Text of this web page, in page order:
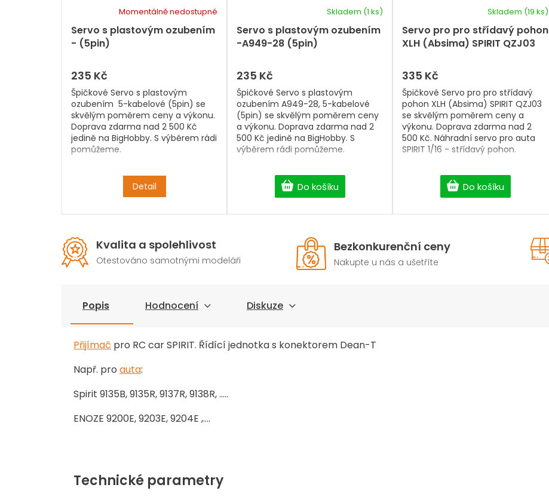
Servo s plastovým ozubením
- (5pin)
Momentálně nedostupné
235 Kč
Detail
Špičkové Servo s plastovým
ozubením 5-kabelové (5pin) se
skvělým poměrem ceny a výkonu.
Doprava zdarma nad 2 500 Kč
jedině na BigHobby. S výběrem rádi
pomůžeme.
Servo s plastovým ozubením
-A949-28 (5pin)
Skladem (1 ks)
235 Kč
Do košíku
Špičkové Servo s plastovým
ozubením A949-28, 5-kabelové
(5pin) se skvělým poměrem ceny
a výkonu. Doprava zdarma nad 2
500 Kč jedině na BigHobby. S
výběrem rádi pomůžeme.
Servo pro pro střídavý pohon
XLH (Absima) SPIRIT QZJ03
Skladem (19 ks)
335 Kč
Do košíku
Špičkové Servo pro pro střídavý
pohon XLH (Absima) SPIRIT QZJ03
se skvělým poměrem ceny a
výkonu. Doprava zdarma nad 2
500 Kč. Náhradní servo pro auta
SPIRIT 1/16 - střídavý pohon.
Kvalita a spolehlivost
Otestováno samotnými modeláři
Bezkonkurenční ceny
Nakupte u nás a ušetříte
Popis Hodnocení Diskuze
Přijímač pro RC car SPIRIT. Řídící jednotka s konektorem Dean-T
Např. pro auta:
Spirit 9135B, 9135R, 9137R, 9138R, .....
ENOZE 9200E, 9203E, 9204E ,....
Technické parametry